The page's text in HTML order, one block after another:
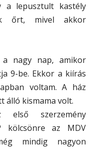
a lepusztult kastély
őrt, mivel akkor
a nagy nap, amikor
9-be. Ekkor a kiírás
voltam. A ház
álló kismama volt.
szerzemény
kölcsönre az MDV
mindig nagyon